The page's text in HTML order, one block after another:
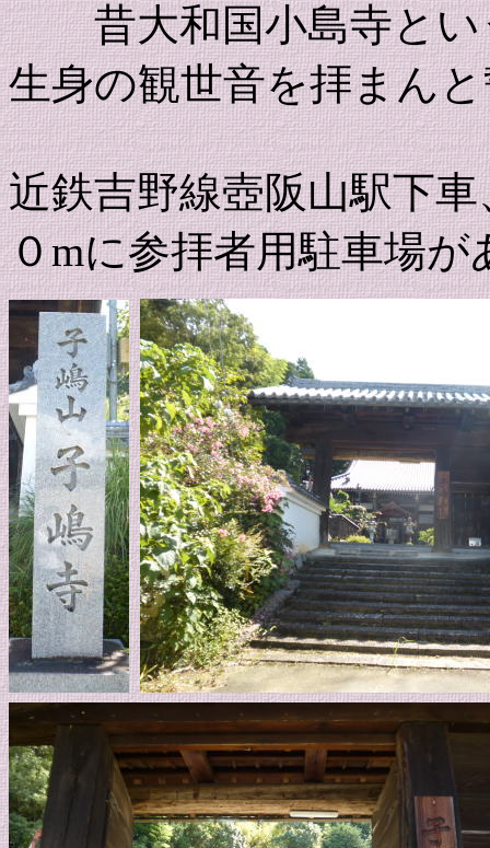
昔大和国小島寺とい
生身の観世音を拝まん
近鉄吉野線壺阪山駅下
０mに参拝者用駐車場が